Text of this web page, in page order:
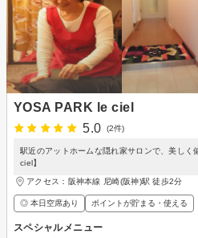
YOSA PARK le ciel
5.0
(2件)
駅近のアットホームな隠れ家サロンで、美しく
ciel】
アクセス：阪神本線 尼崎(阪神)駅 徒歩2分
◎ 本日空席あり ポイントが貯まる・使える
スペシャルメニュー